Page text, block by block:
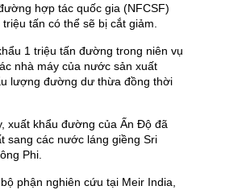
hợp tác quốc gia (NFCSF)
tấn có thể sẽ bị cắt giảm.
1 triệu tấn đường trong niên vụ
nhà máy của nước sản xuất
lượng đường dư thừa đồng thời
xuất khẩu đường của Ấn Độ đã
sang các nước láng giềng Sri
Phi.
phận nghiên cứu tại Meir India,